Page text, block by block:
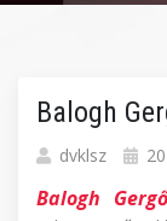
Balogh
dvklsz
Balogh